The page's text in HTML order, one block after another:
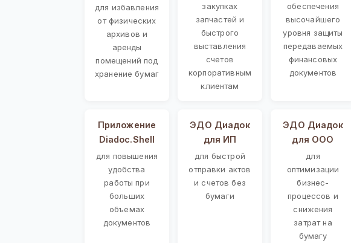
для избавления
от физических
архивов и
аренды
помещений под
хранение бумаг
закупках
запчастей и
быстрого
выставления
счетов
корпоративным
клиентам
обеспечения
высочайшего
уровня защиты
передаваемых
финансовых
документов
Приложение
Diadoc.Shell
для повышения
удобства
работы при
больших
объемах
документов
ЭДО Диадок
для ИП
для быстрой
отправки актов
и счетов без
бумаги
ЭДО Диадок
для ООО
для
оптимизации
бизнес-
процессов и
снижения
затрат на
бумагу